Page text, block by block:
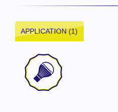
APPLICATION (1)